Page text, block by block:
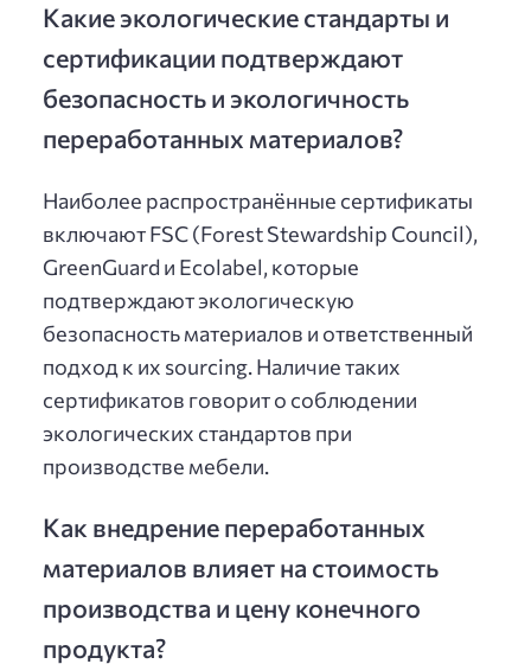
Какие экологические стандарты и
сертификации подтверждают
безопасность и экологичность
переработанных материалов?
Наиболее распространённые сертификаты
включают FSC (Forest Stewardship Council),
GreenGuard и Ecolabel, которые
подтверждают экологическую
безопасность материалов и ответственный
подход к их sourcing. Наличие таких
сертификатов говорит о соблюдении
экологических стандартов при
производстве мебели.
Как внедрение переработанных
материалов влияет на стоимость
производства и цену конечного
продукта?